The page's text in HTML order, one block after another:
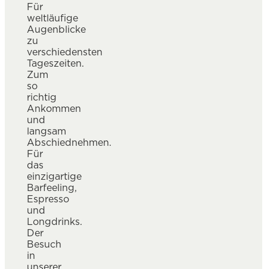
Für
weltläufige
Augenblicke
zu
verschiedensten
Tageszeiten.
Zum
so
richtig
Ankommen
und
langsam
Abschiednehmen.
Für
das
einzigartige
Barfeeling,
Espresso
und
Longdrinks.
Der
Besuch
in
unserer